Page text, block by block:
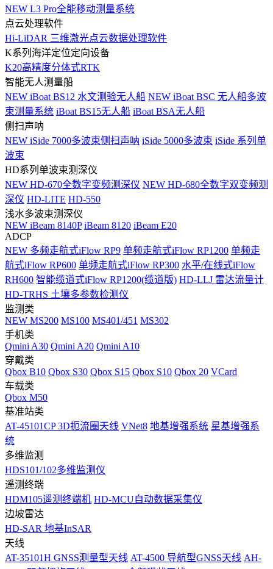
NEW L3 Pro全能移动测量系统
点云处理软件
Hi-LiDAR 三维激光点云数据处理软件
K系列海洋定位定向设备
K20高精度分体式RTK
智能无人测量船
NEW iBoat BS12 水文测验无人船 NEW iBoat BSC 无人船多波
束测量系统 iBoat BS15无人船 iBoat BSA无人船
侧扫声呐
NEW iSide 7000多波束侧扫声呐 iSide 5000多波束 iSide 系列单
波束
HD系列单波束测深仪
NEW HD-670全数字变频测深仪 NEW HD-680全数字双变频测
深仪 HD-LITE HD-550
浅水多波束测深仪
NEW iBeam 8140P iBeam 8120 iBeam E20
ADCP
NEW 多频走航式iFlow RP9 单频走航式iFlow RP1200 单频走
航式iFlow RP600 单频走航式iFlow RP300 水平/在线式iFlow
RH600 智能缆道式iFlow RP1200(缆道版) HD-LLJ 雷达流量计
HD-TRHS 土壤多参数检测仪
监测类
NEW MS200 MS100 MS401/451 MS302
手机类
Qmini A30 Qmini A20 Qmini A10
穿戴类
Qbox B10 Qbox S30 Qbox S15 Qbox S10 Qbox 20 VCard
车载类
Qbox M50
基准站类
AT-45101CP 3D扼流圈天线 VNet8 地基增强系统 星基增强系
统
多维监测
HDS101/102多维监测仪
遥测终端
HDM105遥测终端机 HD-MCU自动数据采集仪
边坡雷达
HD-SAR 地基InSAR
天线
AT-35101H GNSS测量型天线 AT-4500 导航型GNSS天线 AH-